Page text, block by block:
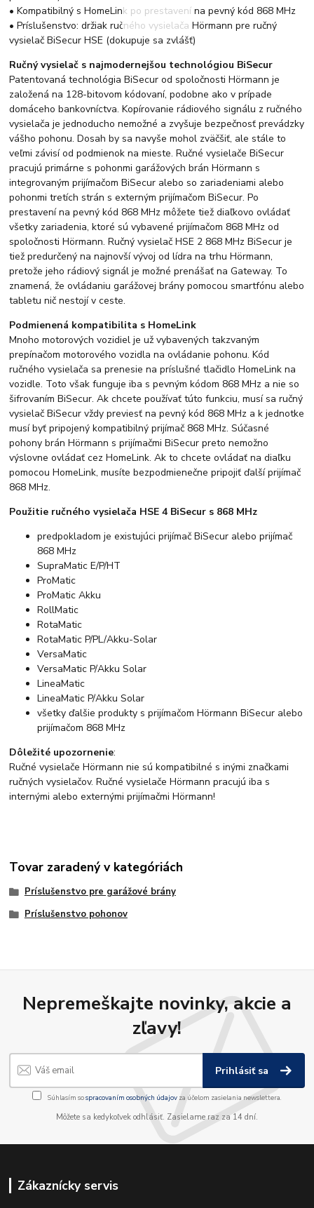
• Kompatibilný s HomeLink po prestavení na pevný kód 868 MHz
• Príslušenstvo: držiak ručného vysielača Hörmann pre ručný
vysielač BiSecur HSE (dokupuje sa zvlášť)
Ručný vysielač s najmodernejšou technológiou BiSecur
Patentovaná technológia BiSecur od spoločnosti Hörmann je
založená na 128-bitovom kódovaní, podobne ako v prípade
domáceho bankovníctva. Kopírovanie rádiového signálu z ručného
vysielača je jednoducho nemožné a zvyšuje bezpečnosť prevádzky
vášho pohonu. Dosah by sa navyše mohol zväčšiť, ale stále to
veľmi závisí od podmienok na mieste. Ručné vysielače BiSecur
pracujú primárne s pohonmi garážových brán Hörmann s
integrovaným prijímačom BiSecur alebo so zariadeniami alebo
pohonmi tretích strán s externým prijímačom BiSecur. Po
prestavení na pevný kód 868 MHz môžete tiež diaľkovo ovládať
všetky zariadenia, ktoré sú vybavené prijímačom 868 MHz od
spoločnosti Hörmann. Ručný vysielač HSE 2 868 MHz BiSecur je
tiež predurčený na najnovší vývoj od lídra na trhu Hörmann,
pretože jeho rádiový signál je možné prenášať na Gateway. To
znamená, že ovládaniu garážovej brány pomocou smartfónu alebo
tabletu nič nestojí v ceste.
Podmienená kompatibilita s HomeLink
Mnoho motorových vozidiel je už vybavených takzvaným
prepínačom motorového vozidla na ovládanie pohonu. Kód
ručného vysielača sa prenesie na príslušné tlačidlo HomeLink na
vozidle. Toto však funguje iba s pevným kódom 868 MHz a nie so
šifrovaním BiSecur. Ak chcete používať túto funkciu, musí sa ručný
vysielač BiSecur vždy previesť na pevný kód 868 MHz a k jednotke
musí byť pripojený kompatibilný prijímač 868 MHz. Súčasné
pohony brán Hörmann s prijímačmi BiSecur preto nemožno
výslovne ovládať cez HomeLink. Ak to chcete ovládať na diaľku
pomocou HomeLink, musíte bezpodmienečne pripojiť ďalší prijímač
868 MHz.
Použitie ručného vysielača HSE 4 BiSecur s 868 MHz
predpokladom je existujúci prijímač BiSecur alebo prijímač
868 MHz
SupraMatic E/P/HT
ProMatic
ProMatic Akku
RollMatic
RotaMatic
RotaMatic P/PL/Akku-Solar
VersaMatic
VersaMatic P/Akku Solar
LineaMatic
LineaMatic P/Akku Solar
všetky ďalšie produkty s prijímačom Hörmann BiSecur alebo
prijímačom 868 MHz
Dôležité upozornenie:
Ručné vysielače Hörmann nie sú kompatibilné s inými značkami
ručných vysielačov. Ručné vysielače Hörmann pracujú iba s
internými alebo externými prijímačmi Hörmann!
Tovar zaradený v kategóriách
Príslušenstvo pre garážové brány
Príslušenstvo pohonov
Nepremeškajte novinky, akcie a
zľavy!
Prihlásiť sa
Súhlasím sospracovaním osobných údajov za účelom zasielania newslettera.
Môžete sa kedykoľvek odhlásiť. Zasielame raz za 14 dní.
Zákaznícky servis